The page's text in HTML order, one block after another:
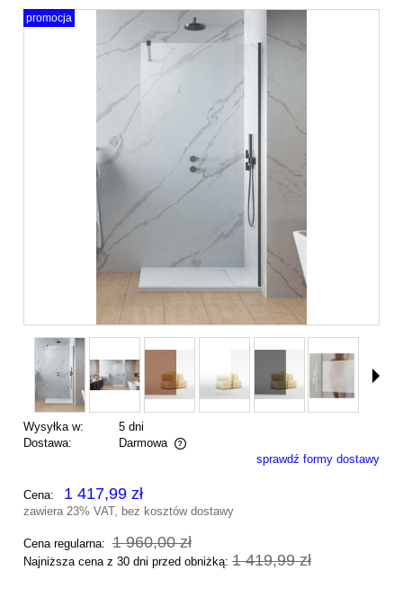
promocja
Wysyłka w:
5 dni
Dostawa:
Darmowa
Cena nie zawiera ewentualnych kosztów płatnościsprawdź formy dostawy
Cena: 1 417,99 zł
zawiera 23% VAT, bez kosztów dostawy
Cena regularna: 1 960,00 zł
Najniższa cena z 30 dni przed obniżką: 1 419,99 zł